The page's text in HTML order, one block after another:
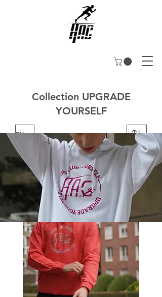
Filtrer
Nouveauté
Collection UPGRADE
YOURSELF